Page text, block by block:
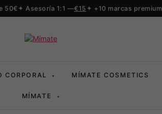
50€ Asesoría 1:1 —€15 +10 marcas premium
CORPORAL ▾ MÍMATE COSMETICS
MÍMATE ▾